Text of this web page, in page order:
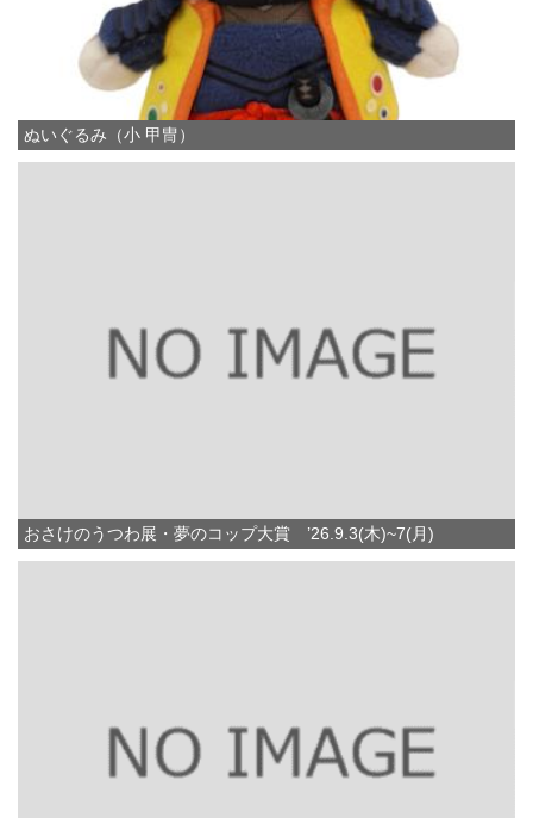
ぬいぐるみ（小 甲冑）
おさけのうつわ展・夢のコップ大賞 ’26.9.3(木)~7(月)